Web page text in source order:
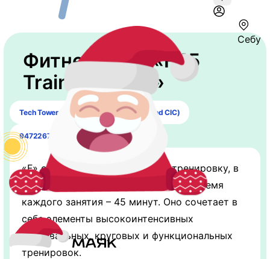
Себу
Фитнес-клуб «F45
Training Cebu»
Tech Tower in Cebu Business Park (behind CIC)
9472267594
«F» означает функциональную тренировку, в
то время как «45» означает общее время
каждого занятия – 45 минут. Оно сочетает в
себе элементы высокоинтенсивных
интервальных, круговых и функциональных
тренировок.